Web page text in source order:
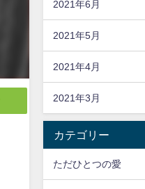
2021年6月
2021年5月
2021年4月
2021年3月
カテゴリー
ただひとつの愛